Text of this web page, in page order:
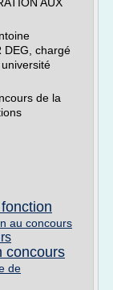
DEG, chargé
de la
au concours
concours
de